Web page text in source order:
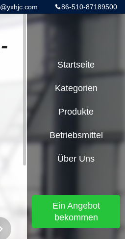
86-510-87189500
Startseite
Kategorien
Produkte
Betriebsmittel
Über Uns
Ein Angebot
bekommen